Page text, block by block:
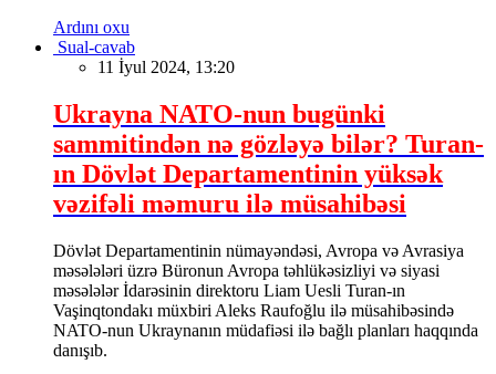
Ardını oxu
Sual-cavab
11 İyul 2024, 13:20
Ukrayna NATO-nun bugünki
sammitindən nə gözləyə bilər? Turan-
ın Dövlət Departamentinin yüksək
vəzifəli məmuru ilə müsahibəsi
Dövlət Departamentinin nümayəndəsi, Avropa və Avrasiya
məsələləri üzrə Büronun Avropa təhlükəsizliyi və siyasi
məsələlər İdarəsinin direktoru Liam Uesli Turan-ın
Vaşinqtondakı müxbiri Aleks Raufoğlu ilə müsahibəsində
NATO-nun Ukraynanın müdafiəsi ilə bağlı planları haqqında
danışıb.